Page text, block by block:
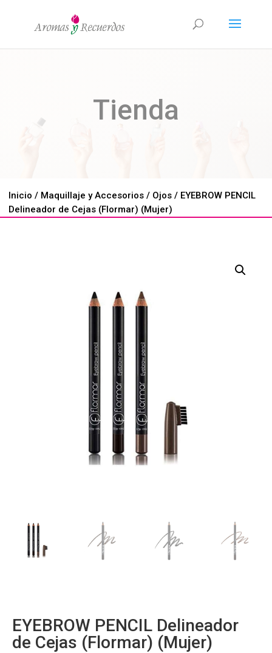
Tienda
Inicio / Maquillaje y Accesorios / Ojos / EYEBROW PENCIL
Delineador de Cejas (Flormar) (Mujer)
EYEBROW PENCIL Delineador
de Cejas (Flormar) (Mujer)